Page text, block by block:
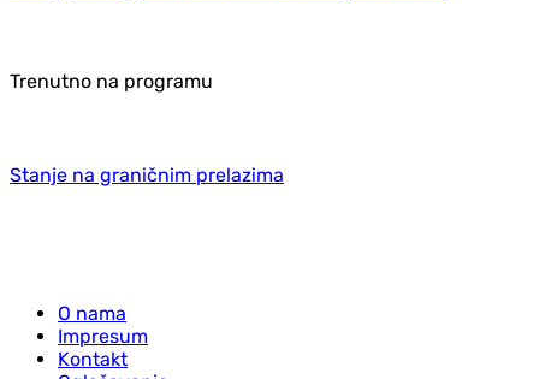
Trenutno na programu
Stanje na graničnim prelazima
O nama
Impresum
Kontakt